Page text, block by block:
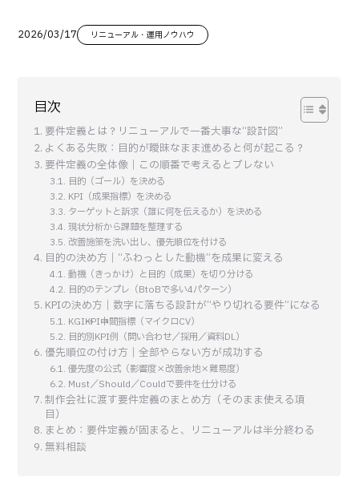
2026/03/17 リニューアル・運用ノウハウ
目次
要件定義とは？リニューアルで一番大事な“設計図”
よくある失敗：目的が曖昧なまま進めると何が起こる？
要件定義の全体像｜この順番で考えるとブレない
目的（ゴール）を決める
KPI（成果指標）を決める
ターゲットと訴求（誰に何を伝えるか）を決める
現状分析から課題を整理する
改善施策を洗い出し、優先順位を付ける
目的の決め方｜“ふわっとした動機”を成果に変える
動機（きっかけ）と目的（成果）を切り分ける
目的のテンプレ（BtoBで多い4パターン）
KPIの決め方｜数字に落ちる設計が“やり切れる要件”になる
KGI→KPI→中間指標（マイクロCV）
目的別KPI例（問い合わせ／採用／資料DL）
優先順位の付け方｜全部やらない方が成功する
優先度の公式（影響度×改善余地×難易度）
Must／Should／Couldで要件を仕分ける
制作会社に渡す要件定義のまとめ方（そのまま使える項
目）
まとめ：要件定義が固まると、リニューアルは半分終わる
無料相談